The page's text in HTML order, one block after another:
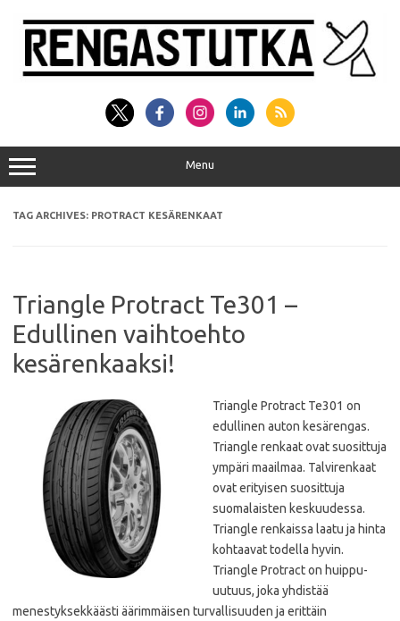
content
Menu
TAG ARCHIVES: PROTRACT KESÄRENKAAT
Triangle Protract Te301 –
Edullinen vaihtoehto
kesärenkaaksi!
Triangle Protract Te301 on
edullinen auton kesärengas.
Triangle renkaat ovat suosittuja
ympäri maailmaa. Talvirenkaat
ovat erityisen suosittuja
suomalaisten keskuudessa.
Triangle renkaissa laatu ja hinta
kohtaavat todella hyvin.
Triangle Protract on huippu-
uutuus, joka yhdistää
menestyksekkäästi äärimmäisen turvallisuuden ja erittäin